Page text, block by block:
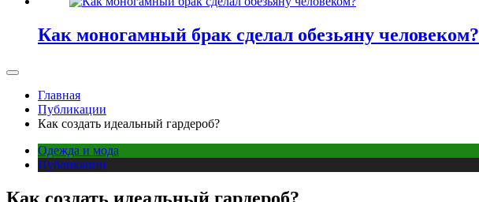
Как моногамный брак сделал обезьяну человеком?
Главная
Публикации
Как создать идеальный гардероб?
Одежда и мода
Публикации
Как создать идеальный гардероб?